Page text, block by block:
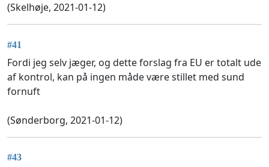
(Skelhøje, 2021-01-12)
#41
Fordi jeg selv jæger, og dette forslag fra EU er totalt ude
af kontrol, kan på ingen måde være stillet med sund
fornuft
(Sønderborg, 2021-01-12)
#43